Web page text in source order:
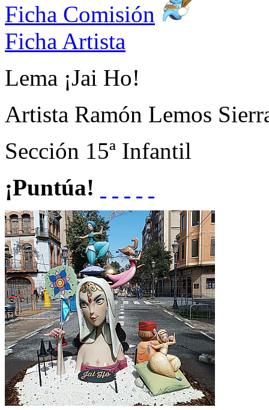
Ficha Comisión
Ficha Artista
Lema ¡Jai Ho!
Artista Ramón Lemos
Sección 15ª Infantil
¡Puntúa!